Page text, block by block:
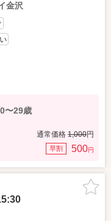
金沢
〜29歳
通常価格 1,000円
早割 500円